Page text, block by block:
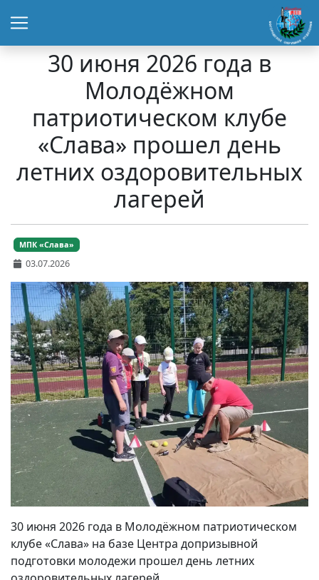
30 июня 2026 года в
Молодёжном
патриотическом клубе
«Слава» прошел день
летних оздоровительных
лагерей
МПК «Слава»
03.07.2026
30 июня 2026 года в Молодёжном патриотическом
клубе «Слава» на базе Центра допризывной
подготовки молодежи прошел день летних